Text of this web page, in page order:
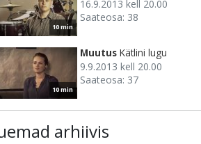
10 min
16.9.2013 kell 20.00
Saateosa: 38
10 min
Muutus Kätlini lugu
9.9.2013 kell 20.00
Saateosa: 37
arhiivis